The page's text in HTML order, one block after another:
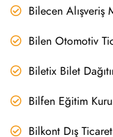
Bilecen Alışveriş
Bilen Otomotiv
Biletix Bilet
Bilfen Eğitim
Bilkont Dış